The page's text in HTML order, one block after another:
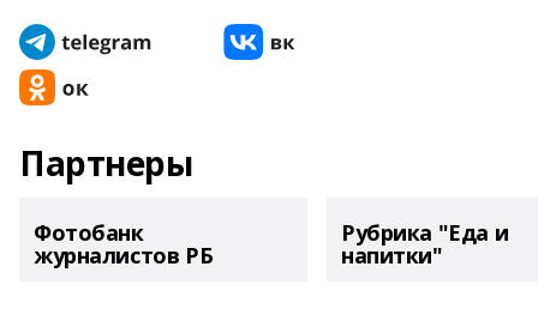
Партнеры
Фотобанк
журналистов РБ
Рубрика "Еда и
напитки"